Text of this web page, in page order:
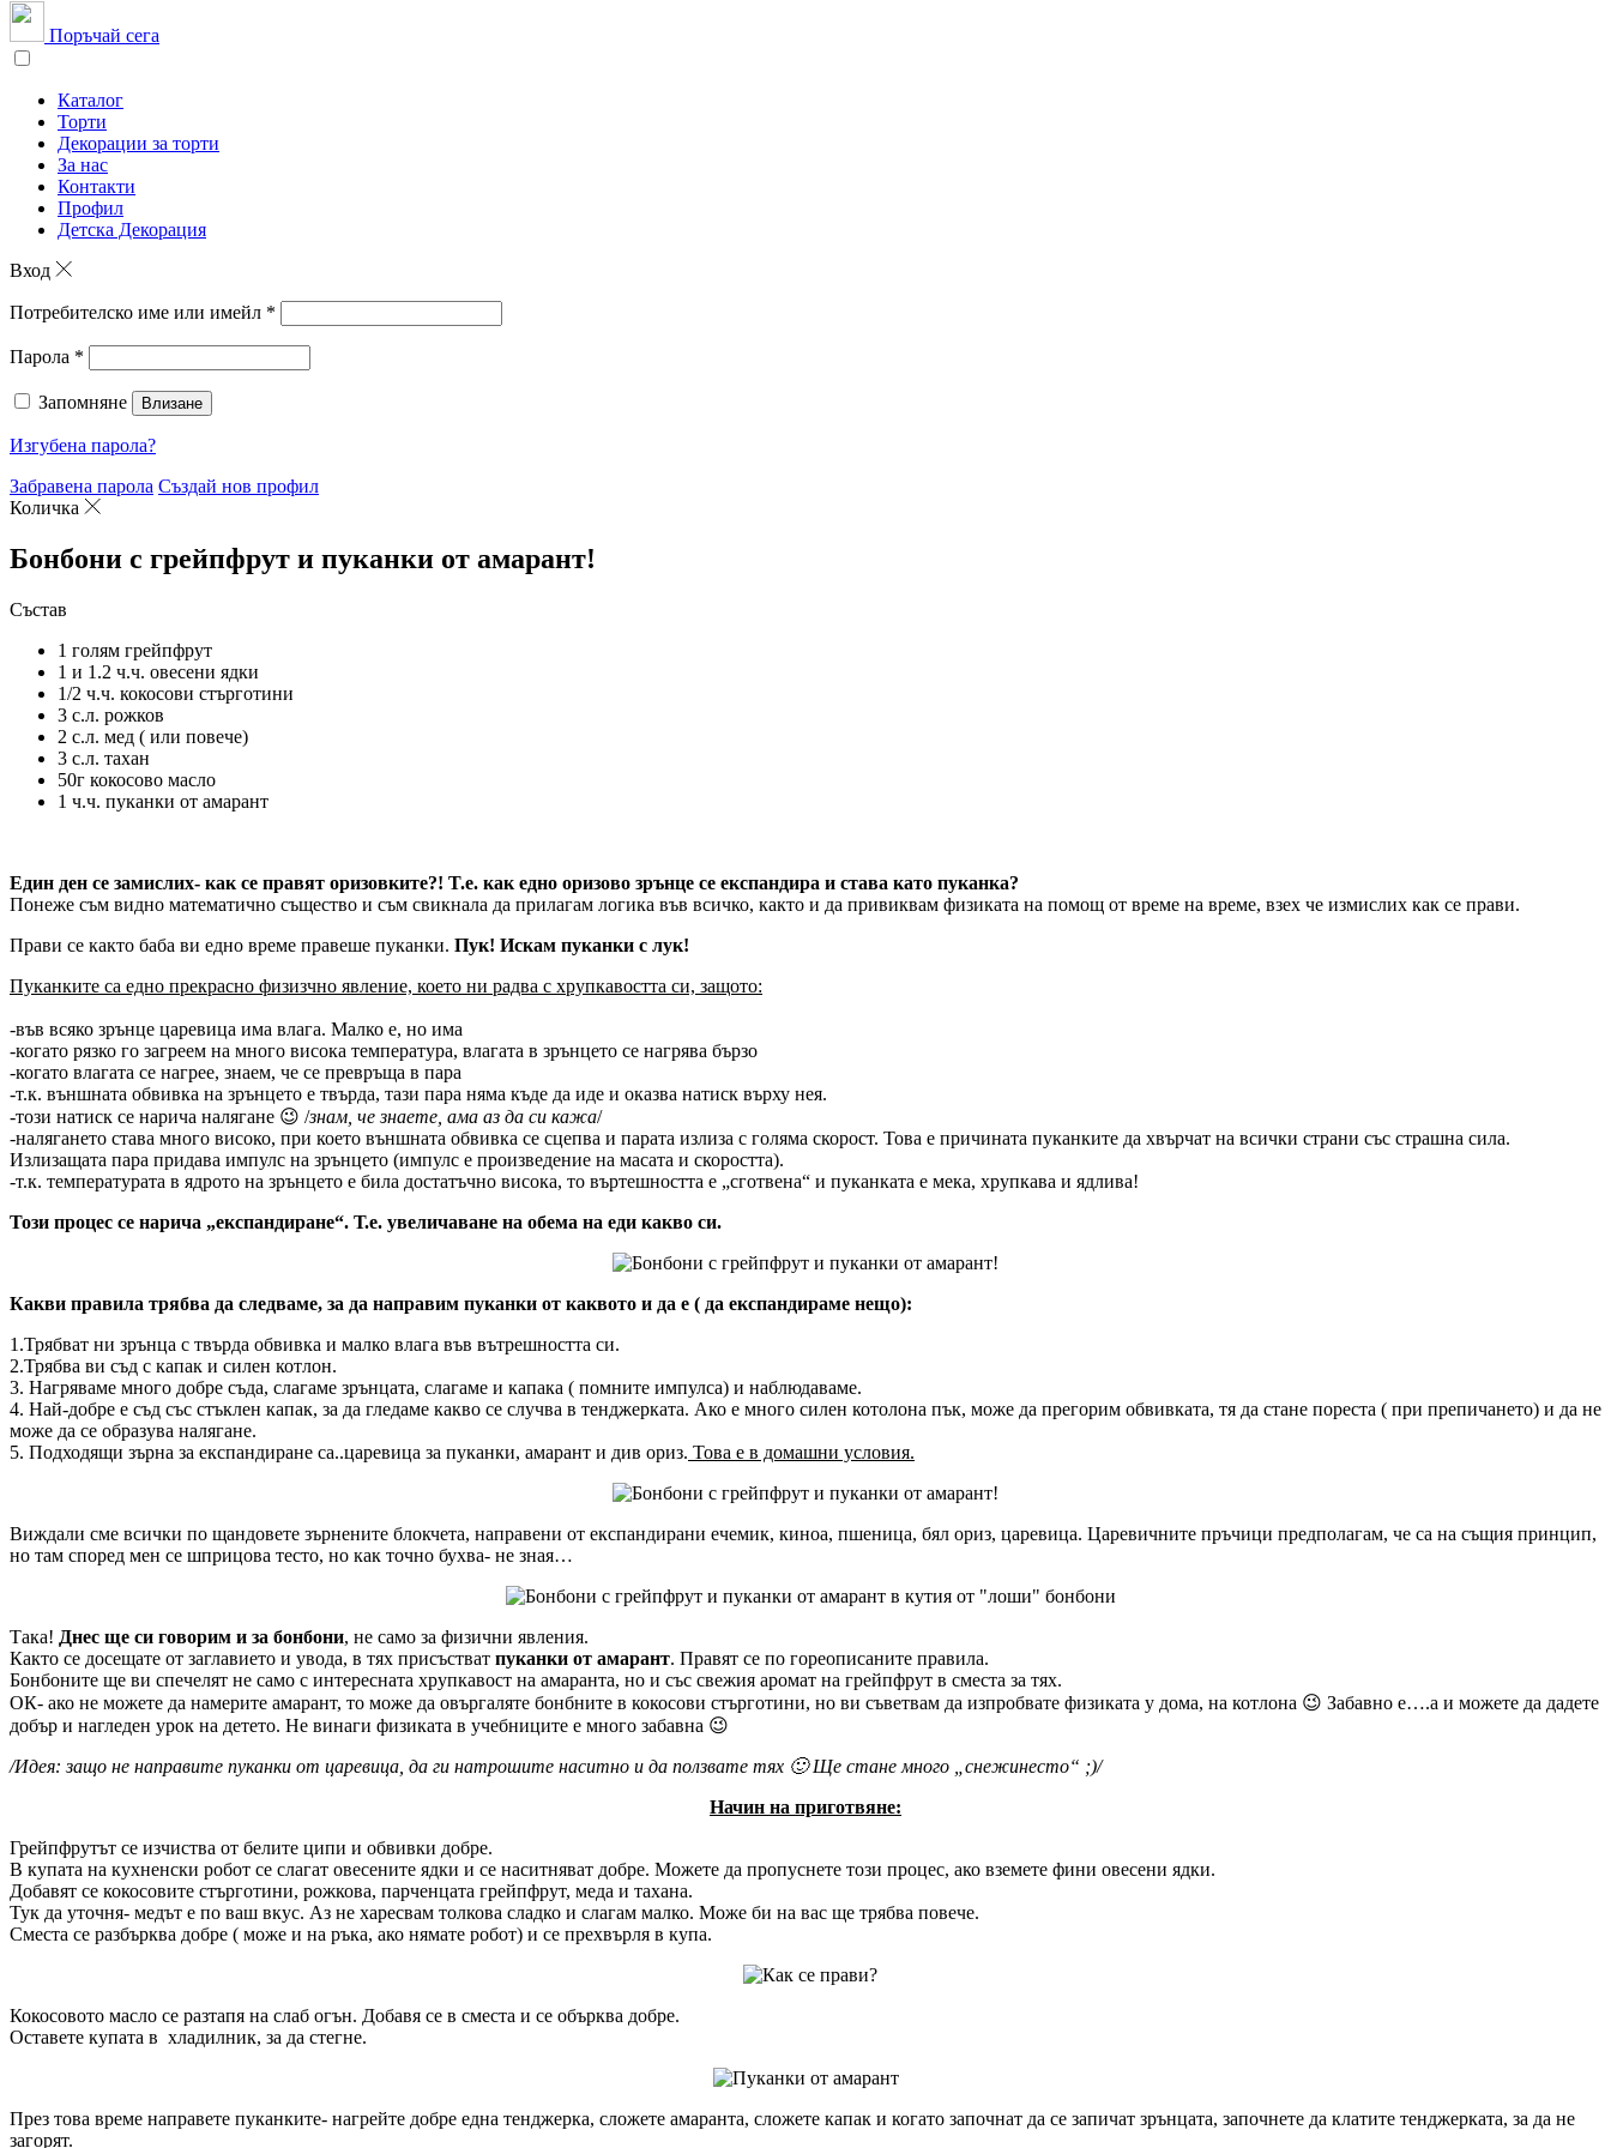
Поръчай сега
Каталог
Торти
Декорации за торти
За нас
Контакти
Профил
Детска Декорация
Вход
Потребителско име или имейл *
Парола *
Запомняне Влизане
Изгубена парола?
Забравена парола Създай нов профил
Количка
Бонбони с грейпфрут и пуканки от амарант!
Състав
1 голям грейпфрут
1 и 1.2 ч.ч. овесени ядки
1/2 ч.ч. кокосови стърготини
3 с.л. рожков
2 с.л. мед ( или повече)
3 с.л. тахан
50г кокосово масло
1 ч.ч. пуканки от амарант
Един ден се замислих- как се правят оризовките?! T.е. как едно оризово зрънце се експандира и става като пуканка?
Понеже съм видно математично същество и съм свикнала да прилагам логика във всичко, както и да привиквам физиката на помощ от време на време, взех че измислих как се прави.
Прави се както баба ви едно време правеше пуканки. Пук! Искам пуканки с лук!
Пуканките са едно прекрасно физизчно явление, което ни радва с хрупкавостта си, защото:
-във всяко зрънце царевица има влага. Малко е, но има
-когато рязко го загреем на много висока температура, влагата в зрънцето се нагрява бързо
-когато влагата се нагрее, знаем, че се превръща в пара
-т.к. външната обвивка на зрънцето е твърда, тази пара няма къде да иде и оказва натиск върху нея.
-този натиск се нарича налягане 😉 /знам, че знаете, ама аз да си кажа/
-налягането става много високо, при което външната обвивка се сцепва и парата излиза с голяма скорост. Това е причината пуканките да хвърчат на всички страни със страшна сила.
Излизащата пара придава импулс на зрънцето (импулс е произведение на масата и скоростта).
-т.к. температурата в ядрото на зрънцето е била достатъчно висока, то въртешността е „сготвена“ и пуканката е мека, хрупкава и ядлива!
Този процес се нарича „експандиране“. Т.е. увеличаване на обема на еди какво си.
Какви правила трябва да следваме, за да направим пуканки от каквото и да е ( да експандираме нещо):
1.Трябват ни зрънца с твърда обвивка и малко влага във вътрешността си.
2.Трябва ви съд с капак и силен котлон.
3. Нагряваме много добре съда, слагаме зрънцата, слагаме и капака ( помните импулса) и наблюдаваме.
4. Най-добре е съд със стъклен капак, за да гледаме какво се случва в тенджерката. Ако е много силен котолона пък, може да прегорим обвивката, тя да стане пореста ( при препичането) и да не
може да се образува налягане.
5. Подходящи зърна за експандиране са..царевица за пуканки, амарант и див ориз. Това е в домашни условия.
Виждали сме всички по щандовете зърнените блокчета, направени от експандирани ечемик, киноа, пшеница, бял ориз, царевица. Царевичните пръчици предполагам, че са на същия принцип,
но там според мен се шприцова тесто, но как точно бухва- не зная…
Така! Днес ще си говорим и за бонбони, не само за физични явления.
Както се досещате от заглавието и увода, в тях присъстват пуканки от амарант. Правят се по гореописаните правила.
Бонбоните ще ви спечелят не само с интересната хрупкавост на амаранта, но и със свежия аромат на грейпфрут в сместа за тях.
ОК- ако не можете да намерите амарант, то може да овъргаляте бонбните в кокосови стърготини, но ви съветвам да изпробвате физиката у дома, на котлона 😉 Забавно е….а и можете да дадете
добър и нагледен урок на детето. Не винаги физиката в учебниците е много забавна 😉
/Идея: защо не направите пуканки от царевица, да ги натрошите наситно и да ползвате тях 🙂 Ще стане много „снежинесто“ ;)/
Начин на приготвяне:
Грейпфрутът се изчиства от белите ципи и обвивки добре.
В купата на кухненски робот се слагат овесените ядки и се наситняват добре. Можете да пропуснете този процес, ако вземете фини овесени ядки.
Добавят се кокосовите стърготини, рожкова, парченцата грейпфрут, меда и тахана.
Тук да уточня- медът е по ваш вкус. Аз не харесвам толкова сладко и слагам малко. Може би на вас ще трябва повече.
Сместа се разбърква добре ( може и на ръка, ако нямате робот) и се прехвърля в купа.
Кокосовото масло се разтапя на слаб огън. Добавя се в сместа и се обърква добре.
Оставете купата в хладилник, за да стегне.
През това време направете пуканките- нагрейте добре една тенджерка, сложете амаранта, сложете капак и когато започнат да се запичат зрънцата, започнете да клатите тенджерката, за да не
загорят.